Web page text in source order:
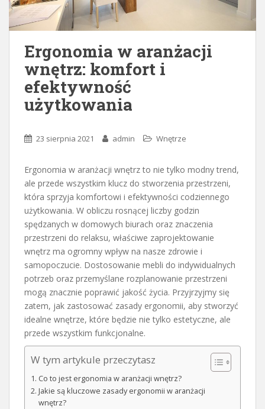
Ergonomia w aranżacji
wnętrz: komfort i
efektywność
użytkowania
23 sierpnia 2021 admin Wnętrze
Ergonomia w aranżacji wnętrz to nie tylko modny trend,
ale przede wszystkim klucz do stworzenia przestrzeni,
która sprzyja komfortowi i efektywności codziennego
użytkowania. W obliczu rosnącej liczby godzin
spędzanych w domowych biurach oraz znaczenia
przestrzeni do relaksu, właściwe zaprojektowanie
wnętrz ma ogromny wpływ na nasze zdrowie i
samopoczucie. Dostosowanie mebli do indywidualnych
potrzeb oraz przemyślane rozplanowanie przestrzeni
mogą znacznie poprawić jakość życia. Przyjrzyjmy się
zatem, jak zastosować zasady ergonomii, aby stworzyć
idealne wnętrze, które będzie nie tylko estetyczne, ale
przede wszystkim funkcjonalne.
W tym artykule przeczytasz
Co to jest ergonomia w aranżacji wnętrz?
Jakie są kluczowe zasady ergonomii w aranżacji
wnętrz?